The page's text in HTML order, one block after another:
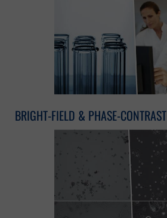
BRIGHT-FIELD & PHASE-CONTRAST